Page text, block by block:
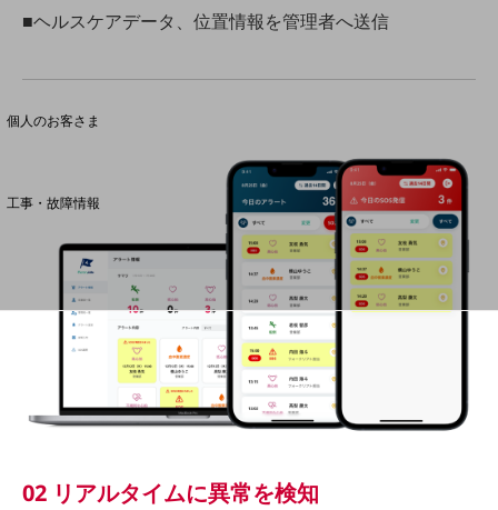
個人のお客さま
工事・故障情報
SDPFナレッジセンター
NTTドコモ 通信障害情報
■ヘルスケアデータ、位置情報を管理者へ送信
02 リアルタイムに異常を検知